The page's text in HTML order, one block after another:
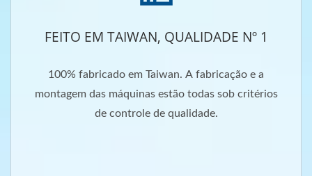
FEITO EM TAIWAN, QUALIDADE Nº 1
100% fabricado em Taiwan. A fabricação e a
montagem das máquinas estão todas sob critérios
de controle de qualidade.